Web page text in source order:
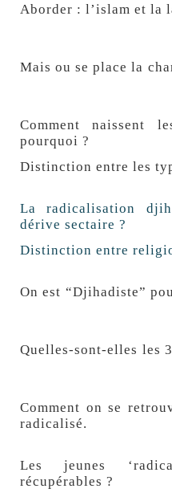
Aborder : l
Mais ou se
Comment naissent
pourquoi ?
Distinction entre les
La radicalisation
dérive sectaire ?
Distinction entre
On est “Djihadiste”
Quelles-sont-elles
Comment on se
Les jeunes